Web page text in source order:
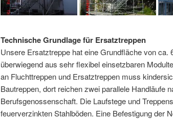
Technische Grundlage für Ersatztreppen
Unsere Ersatztreppe hat eine Grundfläche von ca.
überwiegend aus sehr flexibel einsetzbaren
an Fluchttreppen und Ersatztreppen muss
Bautreppen, dort reichen zwei parallele Handläufe
Berufsgenossenschaft. Die Laufstege und
feuerverzinkten Stahlböden. Eine Befestigung der